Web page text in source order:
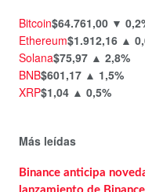
Bitcoin$64.761,00 ▼
Ethereum$1.912,16 ▲
Solana$75,97 ▲ 2,8%
BNB$601,17 ▲ 1,5%
XRP$1,04 ▲ 0,5%
Más leídas
Binance anticipa